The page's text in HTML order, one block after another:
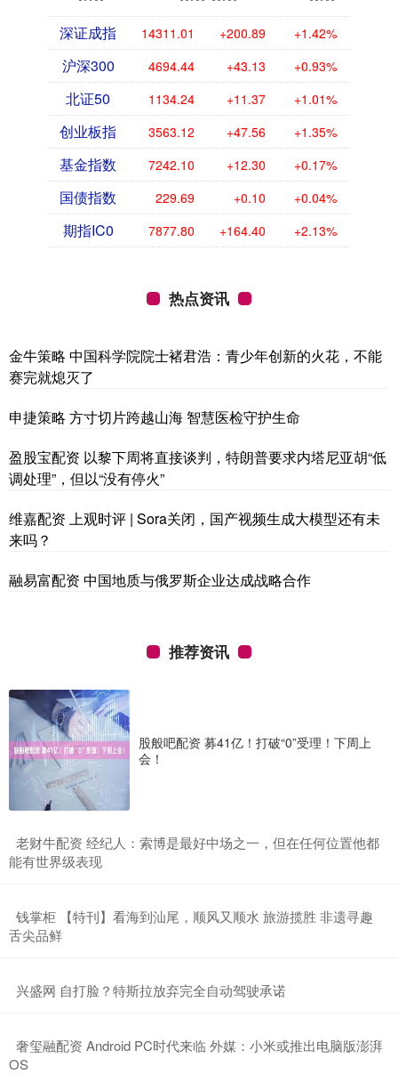
深证成指 14311.01 +200.89 +1.42%
沪深300 4694.44 +43.13 +0.93%
北证50 1134.24 +11.37 +1.01%
创业板指 3563.12 +47.56 +1.35%
基金指数 7242.10 +12.30 +0.17%
国债指数 229.69 +0.10 +0.04%
期指IC0 7877.80 +164.40 +2.13%
热点资讯
金牛策略 中国科学院院士褚君浩：青少年创新的火花，不能
赛完就熄灭了
申捷策略 方寸切片跨越山海 智慧医检守护生命
盈股宝配资 以黎下周将直接谈判，特朗普要求内塔尼亚胡“低
调处理”，但以“没有停火”
维嘉配资 上观时评 | Sora关闭，国产视频生成大模型还有未
来吗？
融易富配资 中国地质与俄罗斯企业达成战略合作
推荐资讯
股般吧配资 募41亿！打破“0”受理！下周上
会！
​老财牛配资 经纪人：索博是最好中场之一，但在任何位置他都
能有世界级表现
​钱掌柜 【特刊】看海到汕尾，顺风又顺水 旅游揽胜 非遗寻趣
舌尖品鲜
​兴盛网 自打脸？特斯拉放弃完全自动驾驶承诺
​奢玺融配资 Android PC时代来临 外媒：小米或推出电脑版澎湃
OS